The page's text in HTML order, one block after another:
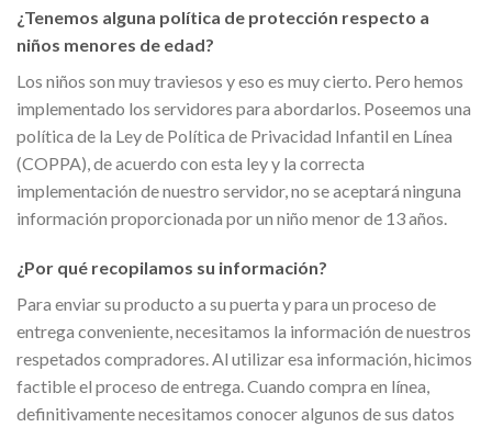
¿Tenemos alguna política de protección respecto a
niños menores de edad?
Los niños son muy traviesos y eso es muy cierto. Pero hemos
implementado los servidores para abordarlos. Poseemos una
política de la Ley de Política de Privacidad Infantil en Línea
(COPPA), de acuerdo con esta ley y la correcta
implementación de nuestro servidor, no se aceptará ninguna
información proporcionada por un niño menor de 13 años.
¿Por qué recopilamos su información?
Para enviar su producto a su puerta y para un proceso de
entrega conveniente, necesitamos la información de nuestros
respetados compradores. Al utilizar esa información, hicimos
factible el proceso de entrega. Cuando compra en línea,
definitivamente necesitamos conocer algunos de sus datos